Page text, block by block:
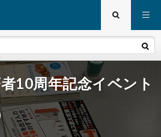
10周年記念イベント